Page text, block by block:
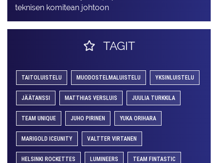
teknisen komitean johtoon
TAGIT
TAITOLUISTELU MUODOSTELMALUISTELU YKSINLUISTELU
JÄÄTANSSI MATTHIAS VERSLUIS JUULIA TURKKILA
TEAM UNIQUE JUHO PIRINEN YUKA ORIHARA
MARIGOLD ICEUNITY VALTTER VIRTANEN
HELSINKI ROCKETTES LUMINEERS TEAM FINTASTIC